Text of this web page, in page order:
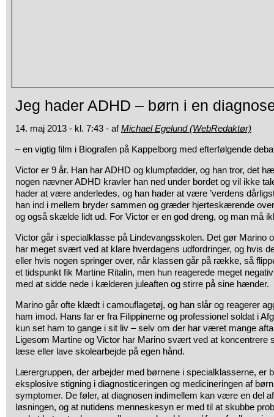
Jeg hader ADHD – børn i en
14. maj 2013 - kl. 7:43 - afMichael Egelund (WebRedaktør)
– en vigtig film i Biografen på Kappelborg med efterfølgende
Victor er 9 år. Han har ADHD og klumpfødder, og han tror, det
nogen nævner ADHD kravler han ned under bordet og vil ikke
hader at være anderledes, og han hader at være ’verdens
han ind i mellem bryder sammen og græder hjerteskærende
og også skælde lidt ud. For Victor er en god dreng, og man må
Victor går i specialklasse på Lindevangsskolen. Det gør Marino
har meget svært ved at klare hverdagens udfordringer, og hvis
eller hvis nogen springer over, når klassen går på række, så
et tidspunkt fik Martine Ritalin, men hun reagerede meget
med at sidde nede i kælderen juleaften og stirre på sine hænder.
Marino går ofte klædt i camouflagetøj, og han slår og reagerer
ham imod. Hans far er fra Filippinerne og professionel soldat i
kun set ham to gange i sit liv – selv om der har været mange
Ligesom Martine og Victor har Marino svært ved at koncentrere
læse eller lave skolearbejde på egen hånd.
Lærergruppen, der arbejder med børnene i specialklasserne, er
eksplosive stigning i diagnosticeringen og medicineringen af
symptomer. De føler, at diagnosen indimellem kan være en del
løsningen, og at nutidens menneskesyn er med til at skubbe